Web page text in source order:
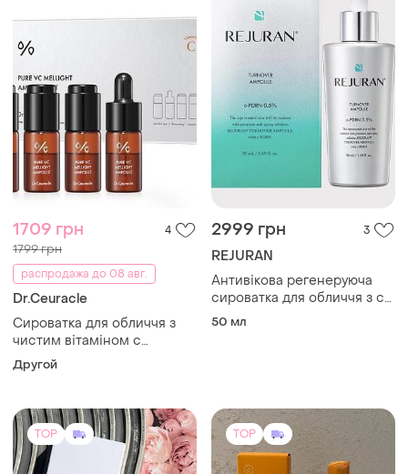
1709 грн 4
1799 грн
распродажа до 08 авг.
Dr.Ceuracle
Сироватка для обличчя з
чистим вітаміном c
dr.ceuracle pure vc mellight
ampoule set 4×8 мл ампули
комплексного
омолодження шкіри
Другой
2999 грн 3
REJURAN
Антивікова регенеруюча
сироватка для обличчя з c-
pdrn 0,5% rejuran turnover
50 мл
TOP TOP